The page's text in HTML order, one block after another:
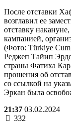
После отставки
возглавил ее
отставку
кампанией,
(Фото: Türkiye
Реджеп Тайип
страны Фатиха
прошения об
со ссылкой на
Эркан была
21:37 03.02.2024
332